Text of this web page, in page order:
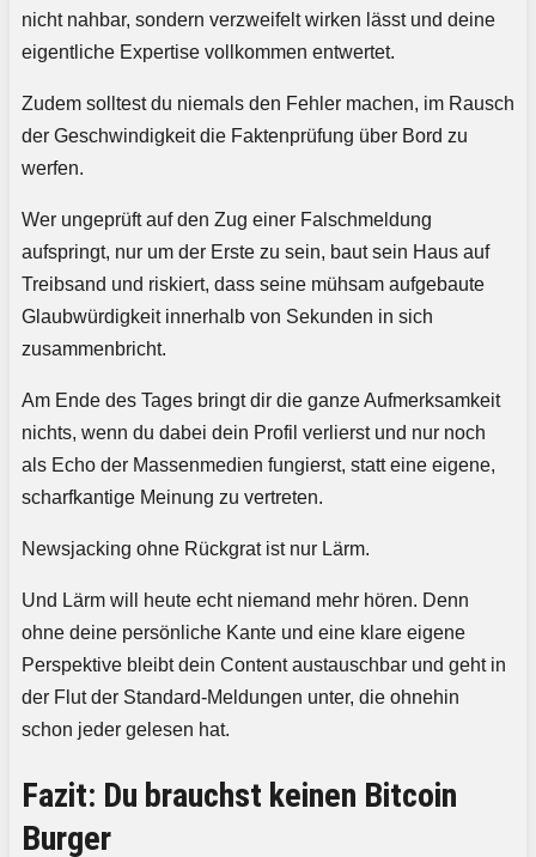
nicht nahbar, sondern verzweifelt wirken lässt und deine
eigentliche Expertise vollkommen entwertet.
Zudem solltest du niemals den Fehler machen, im Rausch
der Geschwindigkeit die Faktenprüfung über Bord zu
werfen.
Wer ungeprüft auf den Zug einer Falschmeldung
aufspringt, nur um der Erste zu sein, baut sein Haus auf
Treibsand und riskiert, dass seine mühsam aufgebaute
Glaubwürdigkeit innerhalb von Sekunden in sich
zusammenbricht.
Am Ende des Tages bringt dir die ganze Aufmerksamkeit
nichts, wenn du dabei dein Profil verlierst und nur noch
als Echo der Massenmedien fungierst, statt eine eigene,
scharfkantige Meinung zu vertreten.
Newsjacking ohne Rückgrat ist nur Lärm.
Und Lärm will heute echt niemand mehr hören. Denn
ohne deine persönliche Kante und eine klare eigene
Perspektive bleibt dein Content austauschbar und geht in
der Flut der Standard-Meldungen unter, die ohnehin
schon jeder gelesen hat.
Fazit: Du brauchst keinen Bitcoin
Burger